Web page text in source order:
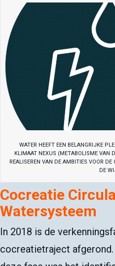
WATER HEEFT EEN BELANGRIJKE
KLIMAAT NEXUS (METABOLISME VAN
REALISEREN VAN DE AMBITIES VOOR
DE
Cocreatie
Watersysteem
In 2018 is de
cocreatietraject